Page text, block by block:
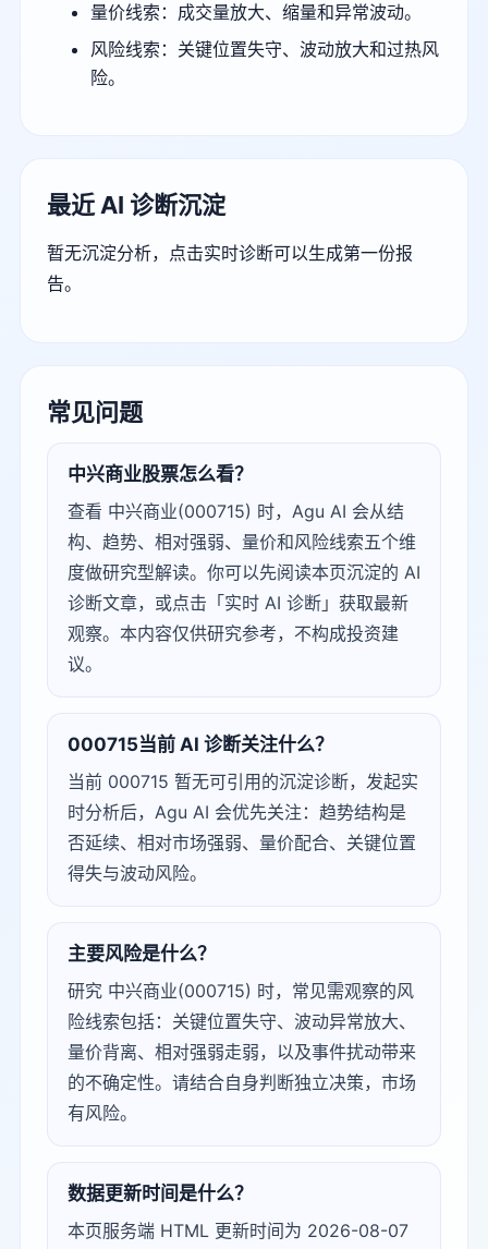
量价线索：成交量放大、缩量和异常波动。
风险线索：关键位置失守、波动放大和过热风
险。
最近 AI 诊断沉淀
暂无沉淀分析，点击实时诊断可以生成第一份报
告。
常见问题
中兴商业股票怎么看？
查看 中兴商业(000715) 时，Agu AI 会从结
构、趋势、相对强弱、量价和风险线索五个维
度做研究型解读。你可以先阅读本页沉淀的 AI
诊断文章，或点击「实时 AI 诊断」获取最新
观察。本内容仅供研究参考，不构成投资建
议。
000715当前 AI 诊断关注什么？
当前 000715 暂无可引用的沉淀诊断，发起实
时分析后，Agu AI 会优先关注：趋势结构是
否延续、相对市场强弱、量价配合、关键位置
得失与波动风险。
主要风险是什么？
研究 中兴商业(000715) 时，常见需观察的风
险线索包括：关键位置失守、波动异常放大、
量价背离、相对强弱走弱，以及事件扰动带来
的不确定性。请结合自身判断独立决策，市场
有风险。
数据更新时间是什么？
本页服务端 HTML 更新时间为 2026-08-07